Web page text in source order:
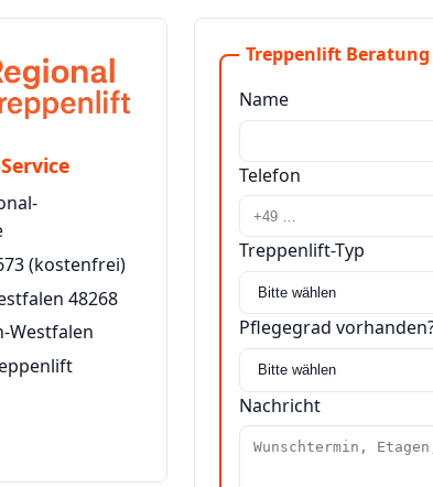
(kostenfrei)
48268
Treppenlift
Name
Telefon
Treppenlift-Typ
Pflegegrad
Nachricht